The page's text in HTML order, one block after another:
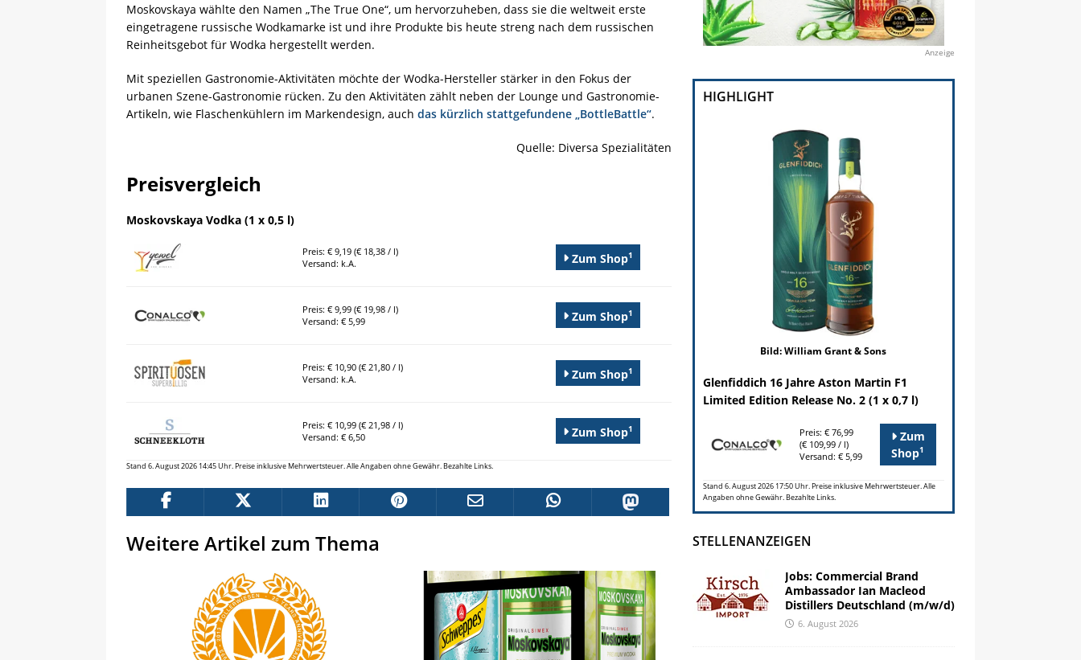
Moskovskaya wählte den Namen „The True One“, um hervorzuheben, dass sie die weltweit erste
eingetragene russische Wodkamarke ist und ihre Produkte bis heute streng nach dem russischen
Reinheitsgebot für Wodka hergestellt werden.
Mit speziellen Gastronomie-Aktivitäten möchte der Wodka-Hersteller stärker in den Fokus der
urbanen Szene-Gastronomie rücken. Zu den Aktivitäten zählt neben der Lounge und Gastronomie-
Artikeln, wie Flaschenkühlern im Markendesign, auch das kürzlich stattgefundene „BottleBattle“.
Quelle: Diversa Spezialitäten
Preisvergleich
Moskovskaya Vodka (1 x 0,5 l)
Preis: € 9,19 (€ 18,38 / l)
Versand: k.A.
Zum Shop1
Preis: € 9,99 (€ 19,98 / l)
Versand: € 5,99
Zum Shop1
Preis: € 10,90 (€ 21,80 / l)
Versand: k.A.
Zum Shop1
Preis: € 10,99 (€ 21,98 / l)
Versand: € 6,50
Zum Shop1
Stand 6. August 2026 14:45 Uhr. Preise inklusive Mehrwertsteuer. Alle Angaben ohne Gewähr. Bezahlte Links.
Weitere Artikel zum Thema
Anzeige
HIGHLIGHT
Bild: William Grant & Sons
Glenfiddich 16 Jahre Aston Martin F1
Limited Edition Release No. 2 (1 x 0,7 l)
Preis: € 76,99
(€ 109,99 / l)
Versand: € 5,99
Zum
Shop1
Stand 6. August 2026 17:50 Uhr. Preise inklusive Mehrwertsteuer. Alle
Angaben ohne Gewähr. Bezahlte Links.
STELLENANZEIGEN
Jobs: Commercial Brand
Ambassador Ian Macleod
Distillers Deutschland (m/w/d)
6. August 2026